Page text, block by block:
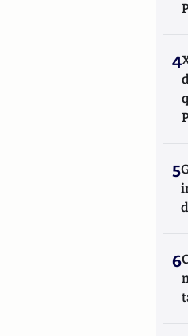
4
5
6